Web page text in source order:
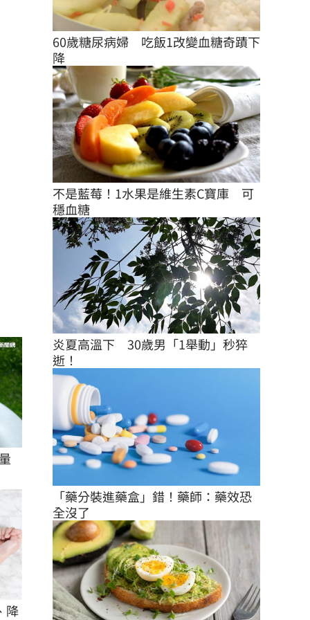
降
60歲糖尿病婦　吃飯1改變血糖奇蹟下
降
不是藍莓！1水果是維生素C寶庫　可
穩血糖
炎夏高溫下　30歲男「1舉動」秒猝
逝！
「藥分裝進藥盒」錯！藥師：藥效恐
全沒了